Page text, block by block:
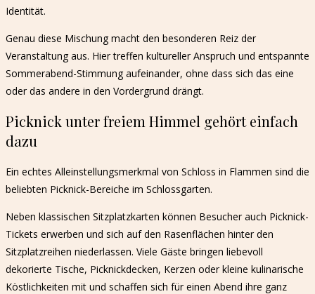
Identität.
Genau diese Mischung macht den besonderen Reiz der
Veranstaltung aus. Hier treffen kultureller Anspruch und entspannte
Sommerabend-Stimmung aufeinander, ohne dass sich das eine
oder das andere in den Vordergrund drängt.
Picknick unter freiem Himmel gehört einfach
dazu
Ein echtes Alleinstellungsmerkmal von Schloss in Flammen sind die
beliebten Picknick-Bereiche im Schlossgarten.
Neben klassischen Sitzplatzkarten können Besucher auch Picknick-
Tickets erwerben und sich auf den Rasenflächen hinter den
Sitzplatzreihen niederlassen. Viele Gäste bringen liebevoll
dekorierte Tische, Picknickdecken, Kerzen oder kleine kulinarische
Köstlichkeiten mit und schaffen sich für einen Abend ihre ganz